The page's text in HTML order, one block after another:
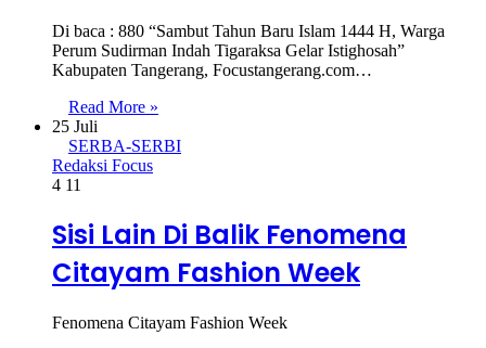
Di baca : 880 “Sambut Tahun Baru Islam 1444 H, Warga
Perum Sudirman Indah Tigaraksa Gelar Istighosah”
Kabupaten Tangerang, Focustangerang.com…
Read More »
25 Juli
SERBA-SERBI
Redaksi Focus
4 11
Sisi Lain Di Balik Fenomena
Citayam Fashion Week
Fenomena Citayam Fashion Week